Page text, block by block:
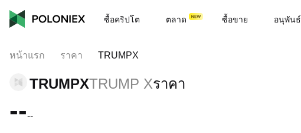
ซื้อคริปโต ตลาด ซื้อขาย อนุพันธ์
หน้าแรก ราคา TRUMPX
TRUMPXTRUMP Xราคา
----